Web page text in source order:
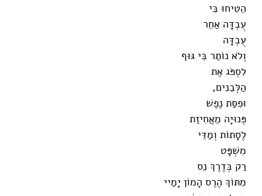
הֵטִיחוּ בִּי
עֻבְדָּה אַחֵר
עֻבְדָּה
וְלֹא נוֹתַר בִּי גּוּף
לִסְפֹּג אֶת
הַלְּבֵנִים,
וּפִסַּת נֶפֶשׁ
פְּנוּיָה מֵאֲחִיזַת
לֶסָתוֹת וְמַדֵּי
מִשְׁפָּט
רַק בְּדֶרֶךְ נֵס
מִתּוֹךְ הֶרֶס הָמוֹן יָמַיי